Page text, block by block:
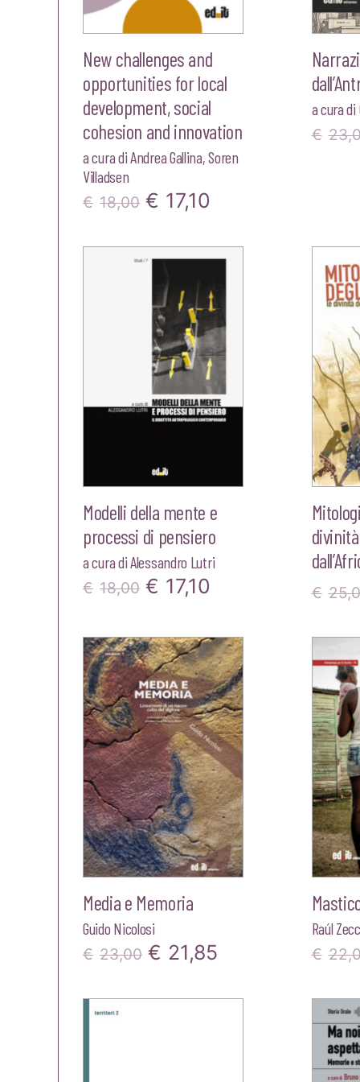
New challenges and
opportunities for local
development, social
cohesion and innovation
a cura diAndrea Gallina,Soren
Villadsen
€ 18,00 Il
originale
era:
€18,00.
€ 17,10
attuale
è:
€17,10.
a cura di
€
Modelli della mente e
processi di pensiero
a cura diAlessandro Lutri
€ 18,00 Il
originale
era:
€18,00.
€ 17,10
attuale
è:
€17,10.
€
Media e Memoria
Guido Nicolosi
€ 23,00 Il
€ 21,85
Raúl
€